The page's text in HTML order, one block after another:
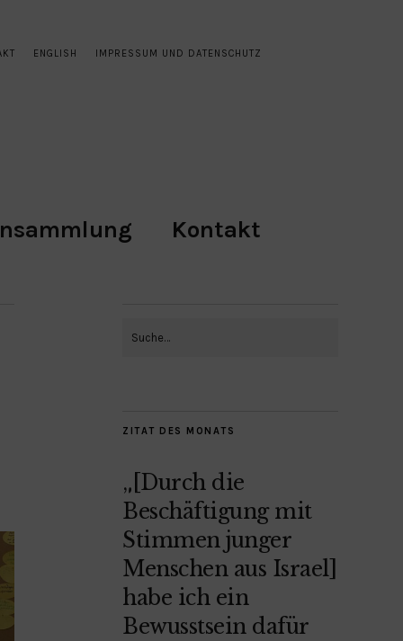
ENGLISH IMPRESSUM UND DATENSCHUTZ
Kontakt
ZITAT DES MONATS
„[Durch die
Beschäftigung mit
Stimmen junger
Menschen aus Israel]
habe ich ein
Bewusstsein dafür